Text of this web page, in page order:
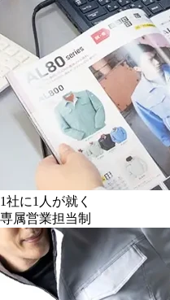
1社に1人が就く
専属営業担当制